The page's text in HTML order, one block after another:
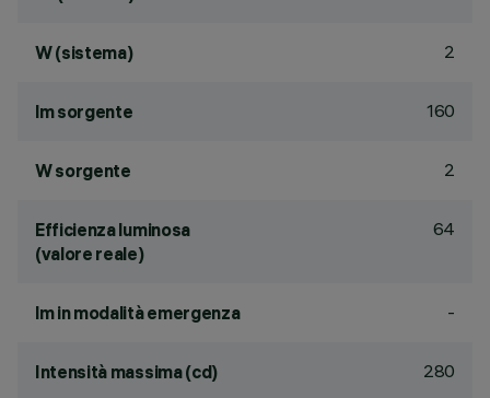
W (sistema) 2
lm sorgente 160
W sorgente 2
Efficienza luminosa
(valore reale)
64
lm in modalità emergenza -
Intensità massima (cd) 280